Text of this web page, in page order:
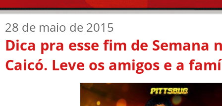
28 de maio de 2015
Dica pra esse fim de Semana
Caicó. Leve os amigos e a